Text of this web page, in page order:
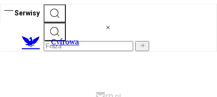
Serwisy
Cyfrowa